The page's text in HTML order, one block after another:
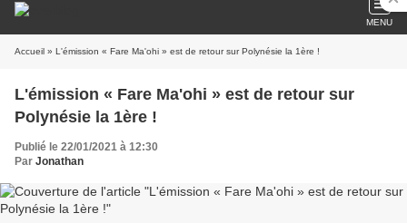
MENU
Accueil » L'émission « Fare Ma'ohi » est de retour sur Polynésie la 1ère !
L'émission « Fare Ma'ohi » est de retour sur
Polynésie la 1ère !
Publié le 22/01/2021 à 12:30
Par Jonathan